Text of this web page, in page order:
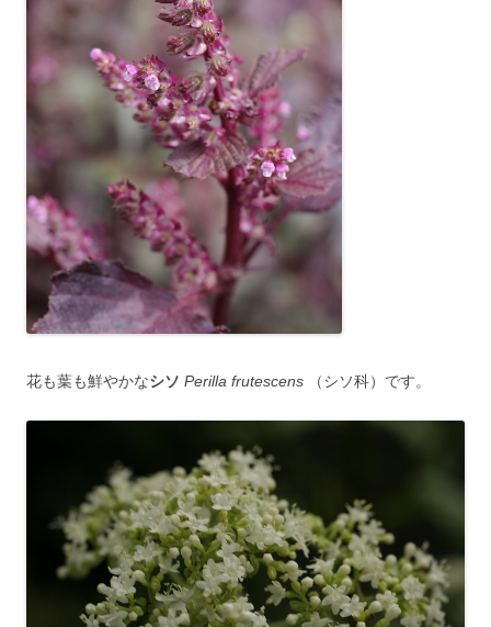
花も葉も鮮やかなシソ Perilla frutescens （シソ科）です。